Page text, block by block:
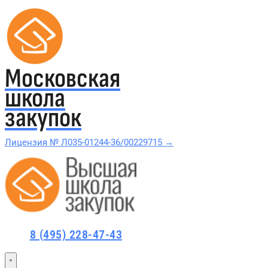
Московская
школа
закупок
Лицензия № Л035-01244-36/00229715 →
Проверить в реестре Рособрнадзора →
Курсы по 44-ФЗ
8 (495) 228-47-43